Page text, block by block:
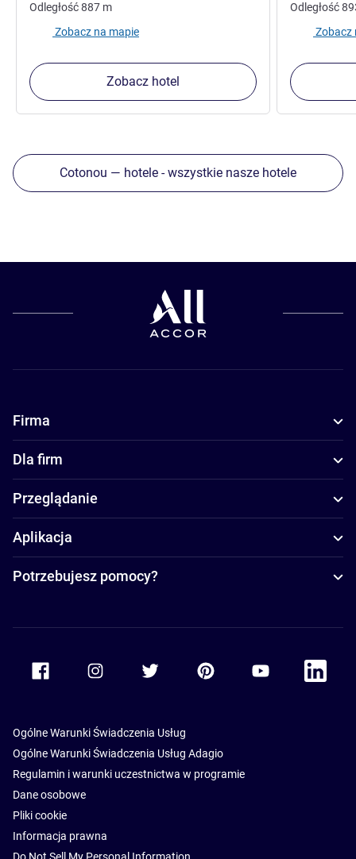
Odległość887 m
Zobacz na mapie
Zobacz hotel
Odległość
Zobacz
Cotonou — hotele - wszystkie nasze hotele
Firma
Dla firm
Przeglądanie
Aplikacja
Potrzebujesz pomocy?
Accor Facebook Accor TwitterAccor PinterestAccor Youtube
Accor
Ogólne Warunki Świadczenia Usług
Ogólne Warunki Świadczenia Usług Adagio
Regulamin i warunki uczestnictwa w programie
Dane osobowe
Pliki cookie
Informacja prawna